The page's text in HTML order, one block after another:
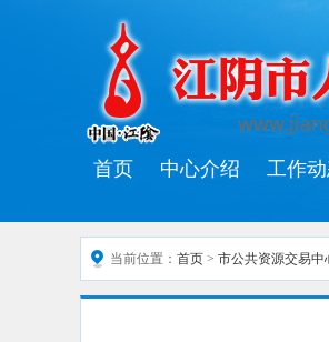
首页 中心介绍 工作
当前位置： 首页 > 市公共资源交易中